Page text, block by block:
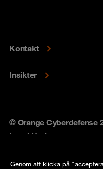
Kontakt
Insikter
© Orange Cyberdefense
Legal Notice
Genom att klicka på